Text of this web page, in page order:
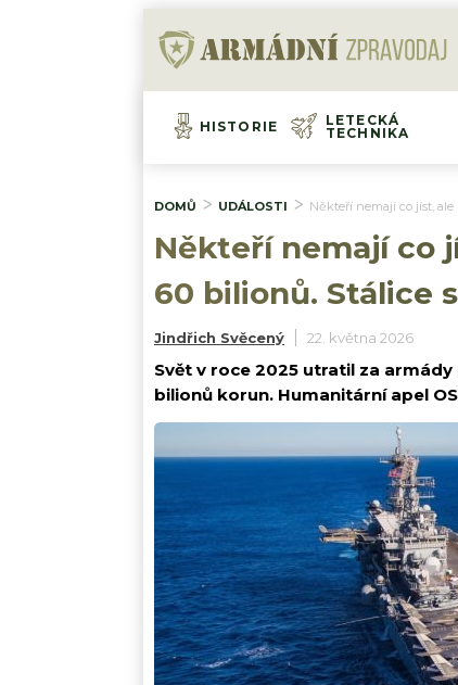
HISTORIE
LETECKÁ
TECHNIKA
DOMŮ UDÁLOSTI Někteří nemají co jíst,
Někteří nemají co
60 bilionů. Stálice
Jindřich Svěcený 22. května 2026
Svět v roce 2025 utratil za
bilionů korun. Humanitární apel